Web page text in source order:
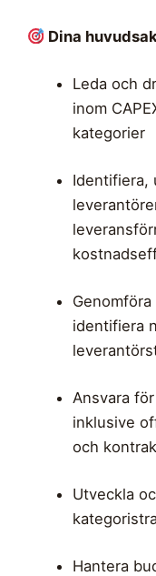
Dina
Leda och
inom
kategorier
Identifiera,
identifiera
Ansvara
inklusive
och
Utveckla
Hantera